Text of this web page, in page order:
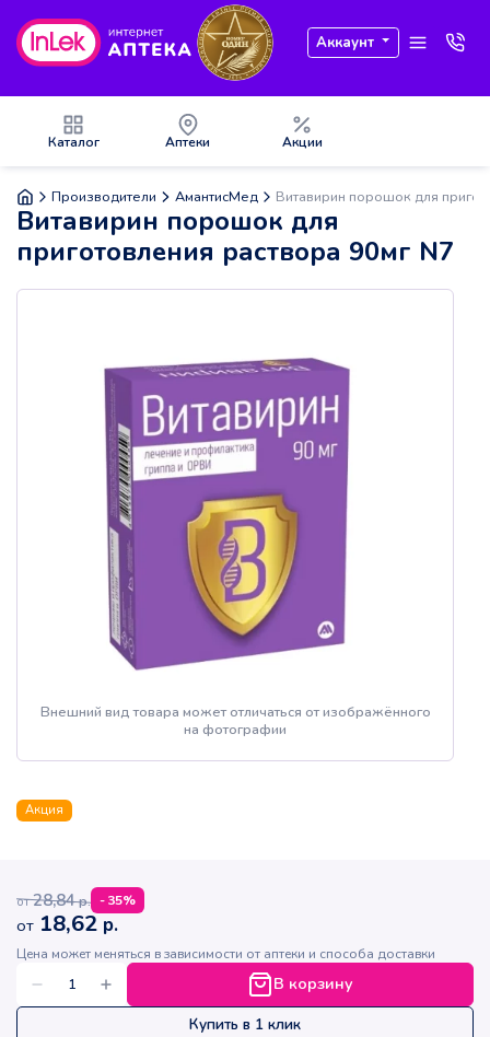
Аккаунт
Каталог Аптеки Акции
Производители АмантисМед Витавирин порошок для
Витавирин порошок для
приготовления раствора 90мг N7
Внешний вид товара может отличаться от изображённого
на фотографии
Акция
от 28,84р. -35%
от 18,62 р.
Цена может меняться в зависимости от аптеки и способа доставки
В корзину
Купить в 1 клик